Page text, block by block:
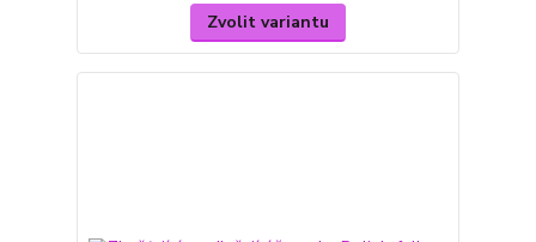
Zvolit variantu